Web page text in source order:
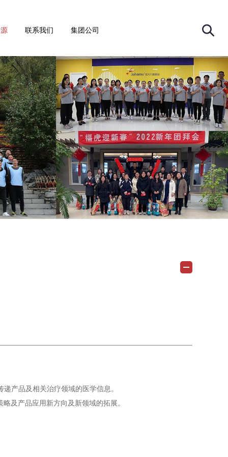
联系我们 集团公司
产品及相关治疗领域的医学信息。
及产品应用新方向及新领域的拓展。